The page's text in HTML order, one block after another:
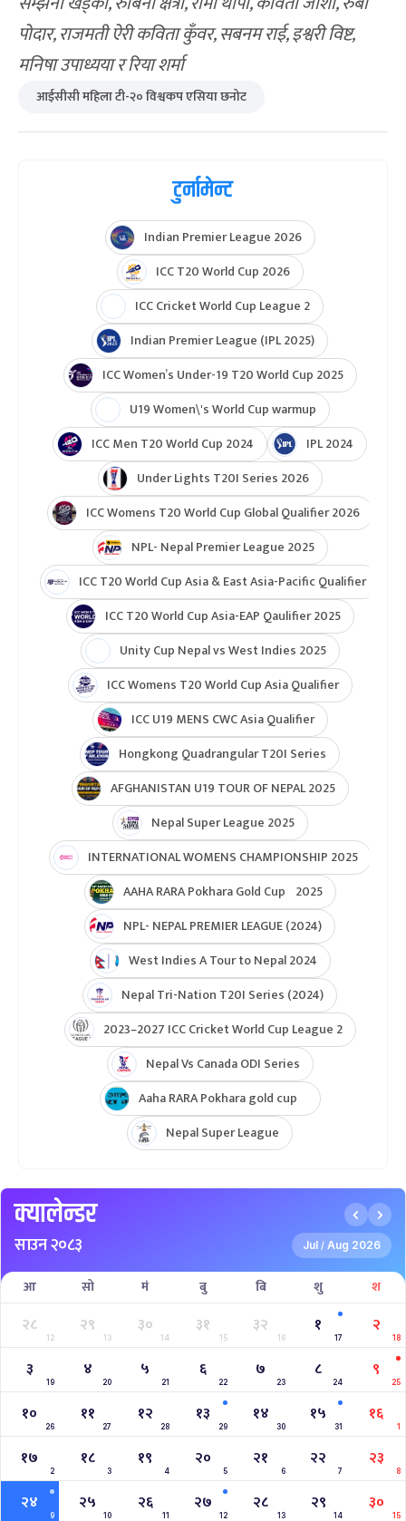
पोदार, राजमती ऐरी कविता कुँवर, सबनम राई, इश्वरी विष्ट,
मनिषा उपाध्यया र रिया शर्मा
आईसीसी महिला टी-२० विश्वकप एसिया छनोट
टुर्नामेन्ट
Indian Premier League 2026
ICC T20 World Cup 2026
ICC Cricket World Cup League 2
Indian Premier League (IPL 2025)
ICC Women’s Under-19 T20 World Cup 2025
U19 Women\'s World Cup warmup
ICC Men T20 World Cup 2024
IPL 2024
Under Lights T20I Series 2026
ICC Womens T20 World Cup Global Qualifier 2026
NPL- Nepal Premier League 2025
ICC T20 World Cup Asia & East Asia-Pacific Qualifier
ICC T20 World Cup Asia-EAP Qaulifier 2025
Unity Cup Nepal vs West Indies 2025
ICC Womens T20 World Cup Asia Qualifier
ICC U19 MENS CWC Asia Qualifier
Hongkong Quadrangular T20I Series
AFGHANISTAN U19 TOUR OF NEPAL 2025
Nepal Super League 2025
INTERNATIONAL WOMENS CHAMPIONSHIP 2025
AAHA RARA Pokhara Gold Cup 2025
NPL- NEPAL PREMIER LEAGUE (2024)
West Indies A Tour to Nepal 2024
Nepal Tri-Nation T20I Series (2024)
2023–2027 ICC Cricket World Cup League 2
Nepal Vs Canada ODI Series
Aaha RARA Pokhara gold cup
Nepal Super League
क्यालेन्डर
साउन २०८३ Jul / Aug 2026
आ सो मं बु बि शु श
२८
12
२९
13
३०
14
३१
15
३२
16
१
17
२
18
३
19
४
20
५
21
६
22
७
23
८
24
९
25
१०
26
११
27
१२
28
१३
29
१४
30
१५
31
१६
1
१७
2
१८
3
१९
4
२०
5
२१
6
२२
7
२३
8
२४
9
२५
10
२६
11
२७
12
२८
13
२९
14
३०
15